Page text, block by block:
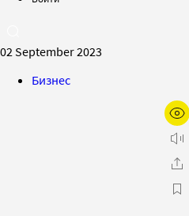
02 September 2023
Бизнес